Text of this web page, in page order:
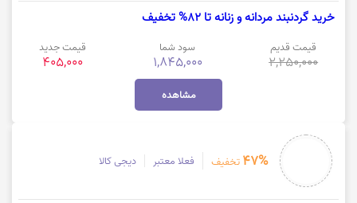
خرید گردنبند مردانه و زنانه تا 82% تخفیف
قیمت قدیم
2,250,000
سود شما
1,845,000
قیمت جدید
405,000
مشاهده
47% تخفیف فعلا معتبر دیجی کالا